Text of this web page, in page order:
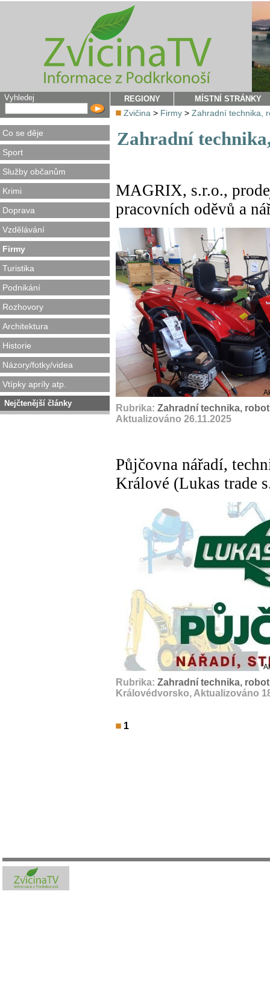
Vyhledej
Co se děje
Sport
Služby občanům
Krimi
Doprava
Vzdělávání
Firmy
Turistika
Podnikání
Rozhovory
Architektura
Historie
Názory/fotky/videa
Vtípky apríly atp.
Nejčtenější články
REGIONY MÍSTNÍ STRÁNKY
Zvičina > Firmy > Zahradní technika,
Zahradní
MAGRIX, s.r.o.,
pracovních oděvů a
Rubrika: Zahradní technika,
Aktualizováno 26.11.2025
Půjčovna nářadí,
Králové (Lukas trade
Rubrika: Zahradní technika,
Královédvorsko, Aktualizováno
1